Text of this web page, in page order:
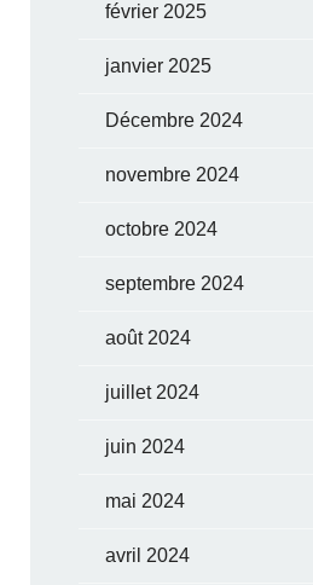
février 2025
janvier 2025
Décembre 2024
novembre 2024
octobre 2024
septembre 2024
août 2024
juillet 2024
juin 2024
mai 2024
avril 2024